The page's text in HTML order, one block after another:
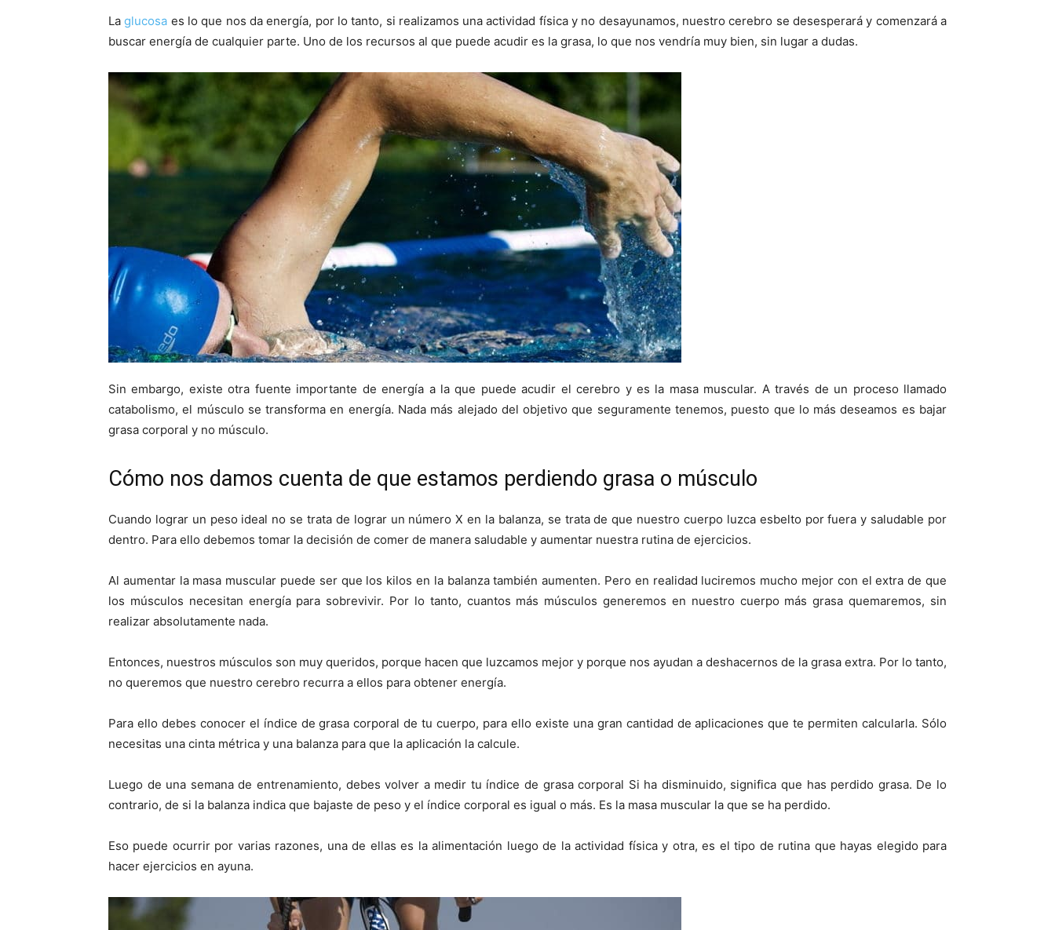
Laglucosa es lo que nos da energía, por lo tanto, si realizamos una actividad física y no desayunamos, nuestro cerebro se desesperará y comenzará a
buscar energía de cualquier parte. Uno de los recursos al que puede acudir es la grasa, lo que nos vendría muy bien, sin lugar a dudas.
Sin embargo, existe otra fuente importante de energía a la que puede acudir el cerebro y es la masa muscular. A través de un proceso llamado
catabolismo, el músculo se transforma en energía. Nada más alejado del objetivo que seguramente tenemos, puesto que lo más deseamos es bajar
grasa corporal y no músculo.
Cómo nos damos cuenta de que estamos perdiendo grasa o músculo
Cuando lograr un peso ideal no se trata de lograr un número X en la balanza, se trata de que nuestro cuerpo luzca esbelto por fuera y saludable por
dentro. Para ello debemos tomar la decisión de comer de manera saludable y aumentar nuestra rutina de ejercicios.
Al aumentar la masa muscular puede ser que los kilos en la balanza también aumenten. Pero en realidad luciremos mucho mejor con el extra de que
los músculos necesitan energía para sobrevivir. Por lo tanto, cuantos más músculos generemos en nuestro cuerpo más grasa quemaremos, sin
realizar absolutamente nada.
Entonces, nuestros músculos son muy queridos, porque hacen que luzcamos mejor y porque nos ayudan a deshacernos de la grasa extra. Por lo tanto,
no queremos que nuestro cerebro recurra a ellos para obtener energía.
Para ello debes conocer el índice de grasa corporal de tu cuerpo, para ello existe una gran cantidad de aplicaciones que te permiten calcularla. Sólo
necesitas una cinta métrica y una balanza para que la aplicación la calcule.
Luego de una semana de entrenamiento, debes volver a medir tu índice de grasa corporal Si ha disminuido, significa que has perdido grasa. De lo
contrario, de si la balanza indica que bajaste de peso y el índice corporal es igual o más. Es la masa muscular la que se ha perdido.
Eso puede ocurrir por varias razones, una de ellas es la alimentación luego de la actividad física y otra, es el tipo de rutina que hayas elegido para
hacer ejercicios en ayuna.